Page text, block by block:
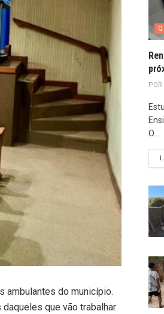
ambulantes do município.
que vão trabalhar
POR
O...